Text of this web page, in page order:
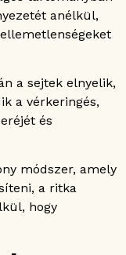
anélkül,
a sejtek elnyelik,
a vérkeringés,
és
módszer, amely
a ritka
hogy